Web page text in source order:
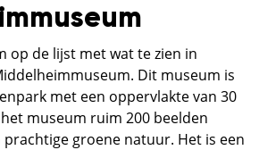
op de lijst met wat te zien in
Dit museum is
met een oppervlakte van 30
museum ruim 200 beelden
groene natuur. Het is een